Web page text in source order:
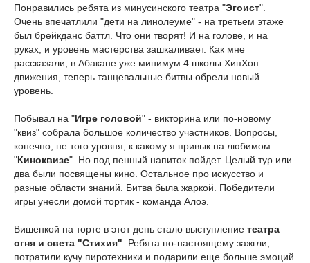
Понравились ребята из минусинского театра "Эгоист".
Очень впечатлили "дети на линолеуме" - на третьем этаже
был брейкданс баттл. Что они творят! И на голове, и на
руках, и уровень мастерства зашкаливает. Как мне
рассказали, в Абакане уже минимум 4 школы ХипХоп
движения, теперь танцевальные битвы обрели новый
уровень.
Побывал на "Игре головой" - викторина или по-новому
"квиз" собрала большое количество участников. Вопросы,
конечно, не того уровня, к какому я привык на любимом
"Киноквизе". Но под пенный напиток пойдет. Целый тур или
два были посвящены кино. Остальное про искусство и
разные области знаний. Битва была жаркой. Победители
игры унесли домой тортик - команда Алоэ.
Вишенкой на торте в этот день стало выступление театра
огня и света "Стихия" . Ребята по-настоящему зажгли,
потратили кучу пиротехники и подарили еще больше эмоций